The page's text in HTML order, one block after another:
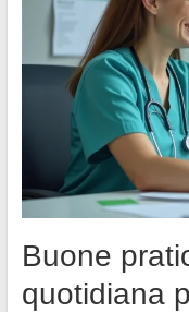
Buone
quotidiana